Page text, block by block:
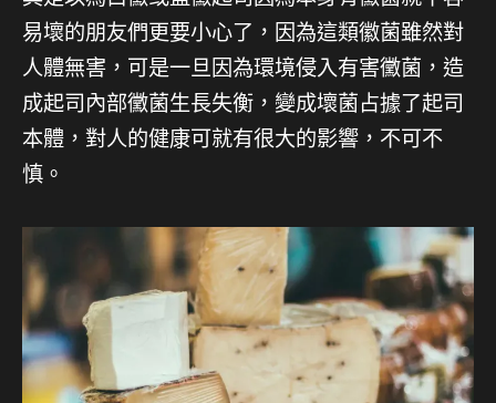
易壞的朋友們更要小心了，因為這類徽菌雖然對
人體無害，可是一旦因為環境侵入有害黴菌，造
成起司內部黴菌生長失衡，變成壞菌占據了起司
本體，對人的健康可就有很大的影響，不可不
慎。